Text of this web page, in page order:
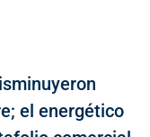
el energético